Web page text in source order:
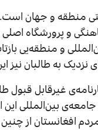
منطقه و جهان
و پرورشگاه
و منطقه‌یی
به طالبان نیز این
غیرقابل
بین‌المللی
افغانستان از چنین